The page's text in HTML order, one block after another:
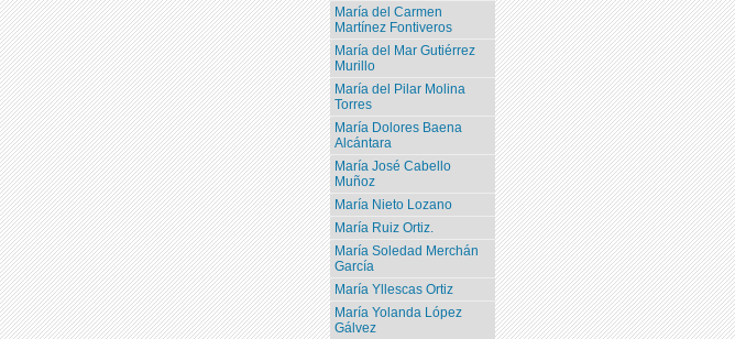
María del Carmen
Martínez Fontiveros
María del Mar Gutiérrez
Murillo
María del Pilar Molina
Torres
María Dolores Baena
Alcántara
María José Cabello
Muñoz
María Nieto Lozano
María Ruiz Ortiz.
María Soledad Merchán
García
María Yllescas Ortiz
María Yolanda López
Gálvez